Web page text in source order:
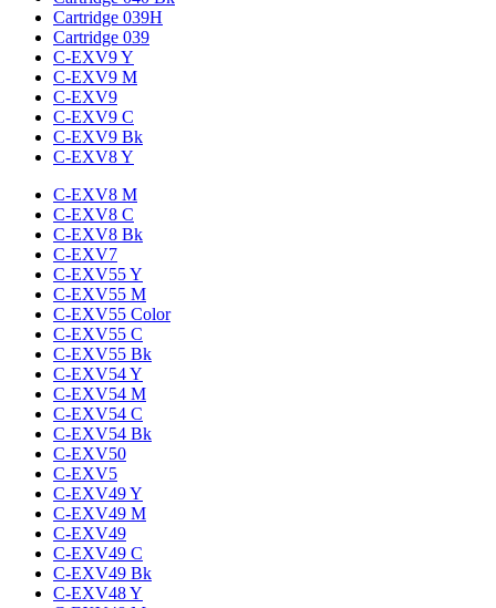
Cartridge 039H
Cartridge 039
C-EXV9 Y
C-EXV9 M
C-EXV9
C-EXV9 C
C-EXV9 Bk
C-EXV8 Y
C-EXV8 M
C-EXV8 C
C-EXV8 Bk
C-EXV7
C-EXV55 Y
C-EXV55 M
C-EXV55 Color
C-EXV55 C
C-EXV55 Bk
C-EXV54 Y
C-EXV54 M
C-EXV54 C
C-EXV54 Bk
C-EXV50
C-EXV5
C-EXV49 Y
C-EXV49 M
C-EXV49
C-EXV49 C
C-EXV49 Bk
C-EXV48 Y